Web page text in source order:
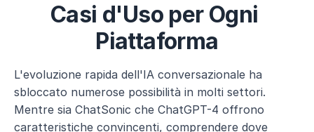
Casi d'Uso per Ogni
Piattaforma
L'evoluzione rapida dell'IA conversazionale ha
sbloccato numerose possibilità in molti settori.
Mentre sia ChatSonic che ChatGPT-4 offrono
caratteristiche convincenti, comprendere dove